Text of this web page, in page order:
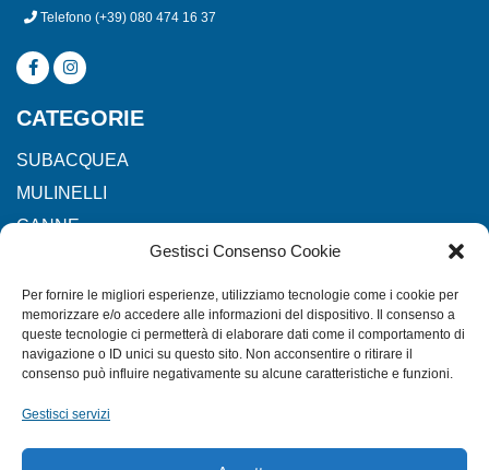
Gestisci Consenso Cookie
Per fornire le migliori esperienze, utilizziamo tecnologie come i cookie per
memorizzare e/o accedere alle informazioni del dispositivo. Il consenso a
queste tecnologie ci permetterà di elaborare dati come il comportamento di
navigazione o ID unici su questo sito. Non acconsentire o ritirare il
consenso può influire negativamente su alcune caratteristiche e funzioni.
Gestisci servizi
Telefono (+39) 080 474 16 37
CATEGORIE
SUBACQUEA
MULINELLI
CANNE
ACCESSORI NAUTICI
ACCESSORI PESCA
EXTRA